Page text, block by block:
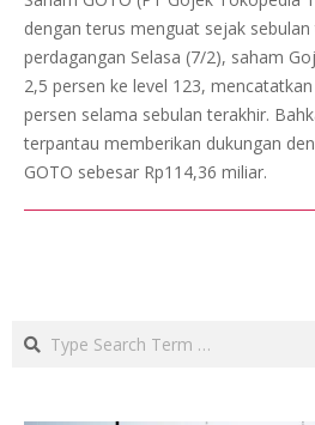
08
dengan terus menguat sejak
perdagangan Selasa (7/2), saham
2,5 persen ke level 123,
persen selama sebulan terakhir.
terpantau memberikan dukungan
GOTO sebesar Rp114,36 miliar.
Search